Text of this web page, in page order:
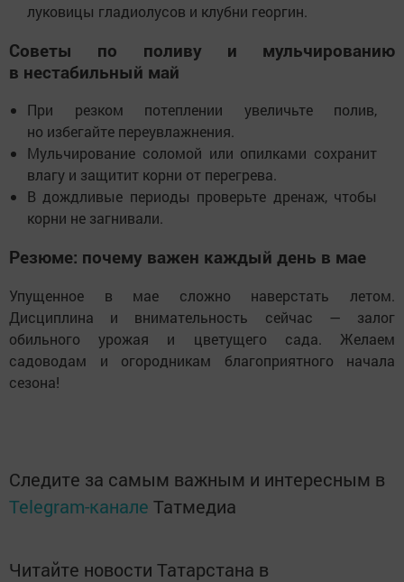
луковицы гладиолусов и клубни георгин.
Советы по поливу и мульчированию
в нестабильный май
При резком потеплении увеличьте полив,
но избегайте переувлажнения.
Мульчирование соломой или опилками сохранит
влагу и защитит корни от перегрева.
В дождливые периоды проверьте дренаж, чтобы
корни не загнивали.
Резюме: почему важен каждый день в мае
Упущенное в мае сложно наверстать летом.
Дисциплина и внимательность сейчас — залог
обильного урожая и цветущего сада. Желаем
садоводам и огородникам благоприятного начала
сезона!
Следите за самым важным и интересным в
Telegram-канале Татмедиа
Читайте новости Татарстана в